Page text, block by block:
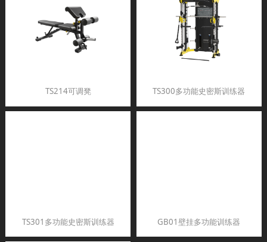
TS214可调凳 TS300多功能史密斯训练器
TS301多功能史密斯训练器 GB01壁挂多功能训练器